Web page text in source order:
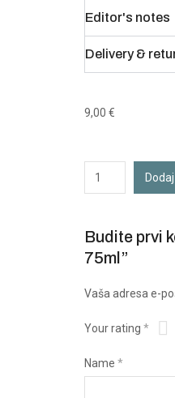
Editor's notes
Delivery &
9,00 €
Budite prvi
75ml”
Vaša adresa e-
Your rating *
Name *